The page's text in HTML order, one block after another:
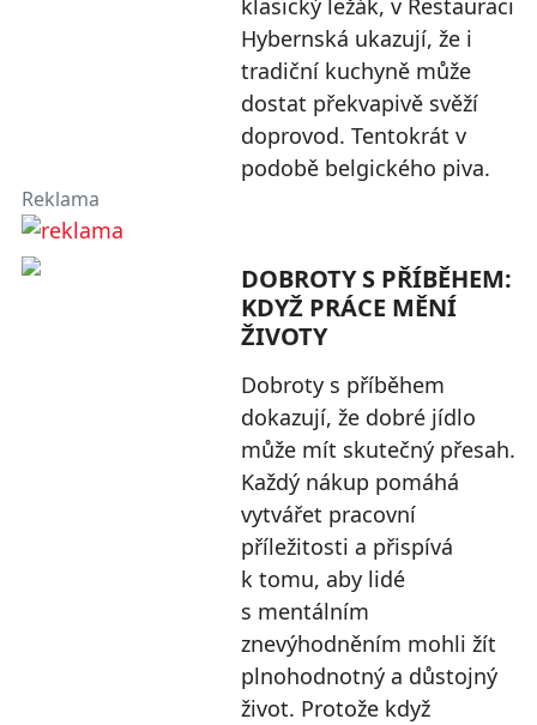
Hybernská ukazují, že i
tradiční kuchyně může
dostat překvapivě svěží
doprovod. Tentokrát v
podobě belgického piva.
Reklama
DOBROTY S PŘÍBĚHEM:
KDYŽ PRÁCE MĚNÍ
ŽIVOTY
Dobroty s příběhem
dokazují, že dobré jídlo
může mít skutečný přesah.
Každý nákup pomáhá
vytvářet pracovní
příležitosti a přispívá
k tomu, aby lidé
s mentálním
znevýhodněním mohli žít
plnohodnotný a důstojný
život. Protože když